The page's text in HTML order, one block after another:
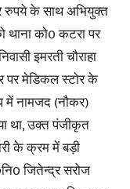
रुपये के साथ अभियुक्त
थाना को0 कटरा पर
इमरती चौराहा
पर मेडिकल स्टोर के
नामजद (नौकर)
था, उक्त पंजीकृत
के क्रम में बड़ी
जितेन्द्र सरोज